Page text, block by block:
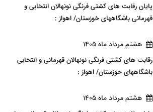
پایان رقابت های کشتی فرنگی نونهالان انتخابی و
قهرمانی باشگاههای خوزستان/ اهواز :
هشتم مرداد ماه 1405
رقابت های کشتی فرنگی نونهالان قهرمانی و انتخابی
باشگاههای خوزستان/ اهواز :
هشتم مرداد ماه 1405